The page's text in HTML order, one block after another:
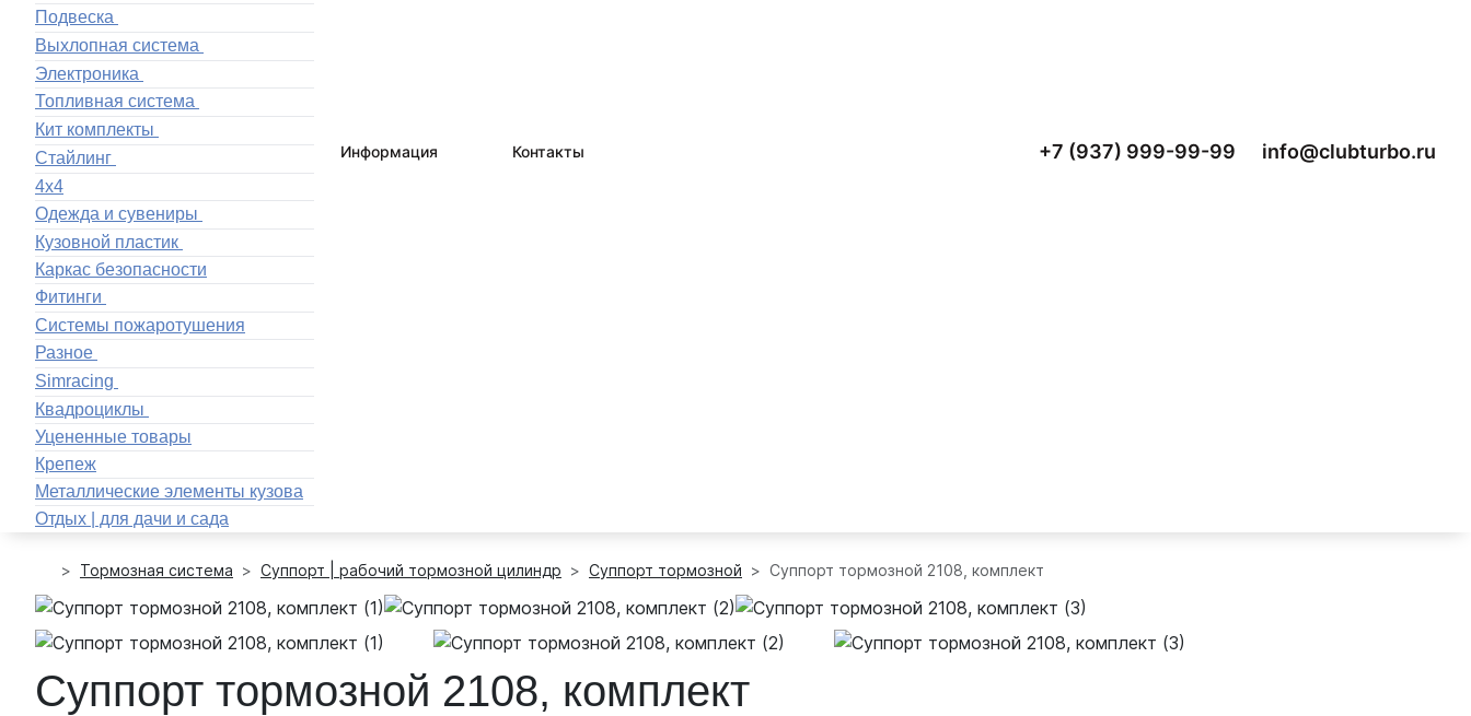
Подвеска
Выхлопная система
Электроника
Топливная система
Кит комплекты
Стайлинг
4x4
Одежда и сувениры
Кузовной пластик
Каркас безопасности
Фитинги
Системы пожаротушения
Разное
Simracing
Квадроциклы
Уцененные товары
Крепеж
Металлические элементы кузова
Отдых | для дачи и сада
Информация Контакты +7 (937) 999-99-99 info@clubturbo.ru
Тормозная система Суппорт | рабочий тормозной цилиндр Суппорт тормозной Суппорт тормозной 2108, комплект
Суппорт тормозной 2108, комплект